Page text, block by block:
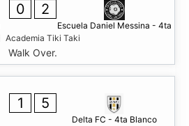
0 2
Escuela Daniel Messina - 4ta
Academia Tiki Taki
Walk Over.
1 5
Delta FC - 4ta Blanco